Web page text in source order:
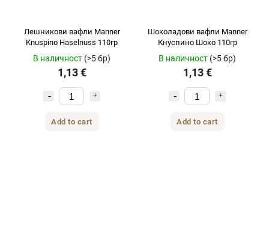
Лешникови вафли Manner
Knuspino Haselnuss 110гр
В наличност (>5 бр)
1,13 €
Add to cart
Шоколадови вафли Manner
Кнуспино Шоко 110гр
В наличност (>5 бр)
1,13 €
Add to cart